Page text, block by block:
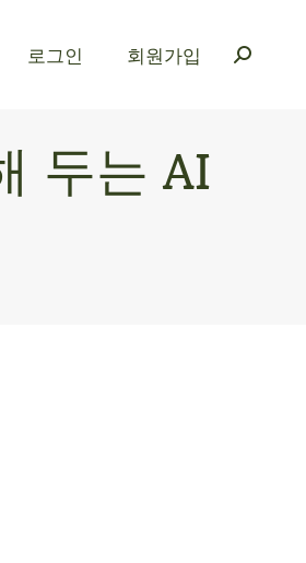
로그인 회원가입
두는 AI
로그인 회원가입